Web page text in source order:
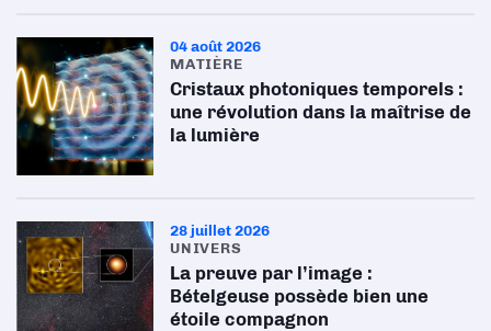
04 août 2026
MATIÈRE
Cristaux photoniques temporels :
une révolution dans la maîtrise de
la lumière
28 juillet 2026
UNIVERS
La preuve par l’image :
Bételgeuse possède bien une
étoile compagnon